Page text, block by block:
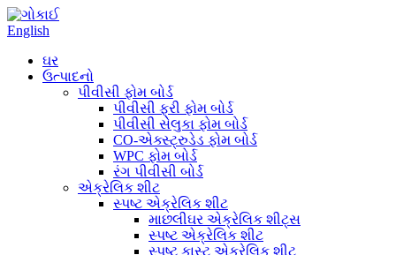
English
ઘર
ઉત્પાદનો
પીવીસી ફોમ બોર્ડ
પીવીસી ફ્રી ફોમ બોર્ડ
પીવીસી સેલુકા ફોમ બોર્ડ
CO-એક્સ્ટ્રુડેડ ફોમ બોર્ડ
WPC ફોમ બોર્ડ
રંગ પીવીસી બોર્ડ
એક્રેલિક શીટ
સ્પષ્ટ એક્રેલિક શીટ
માછલીઘર એક્રેલિક શીટ્સ
સ્પષ્ટ એક્રેલિક શીટ
સ્પષ્ટ કાસ્ટ એક્રેલિક શીટ